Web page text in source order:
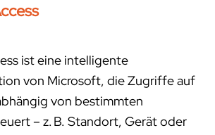
ist eine intelligente
von Microsoft, die Zugriffe auf
von bestimmten
– z. B. Standort, Gerät oder